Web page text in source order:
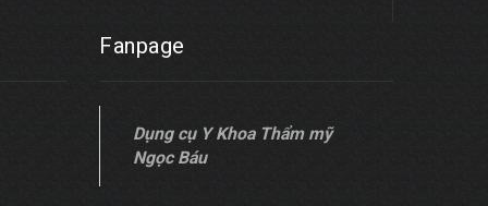
Fanpage
Dụng cụ Y Khoa Thẩm mỹ
Ngọc Báu